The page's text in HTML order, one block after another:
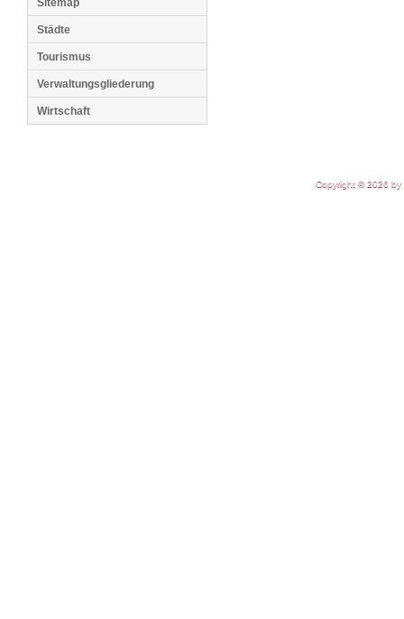
Sitemap
Städte
Tourismus
Verwaltungsgliederung
Wirtschaft
Copyright © 2026 by